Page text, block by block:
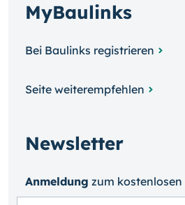
MyBaulinks
Bei Baulinks registrieren
Seite weiterempfehlen
Newsletter
Anmeldung zum kosten­losen